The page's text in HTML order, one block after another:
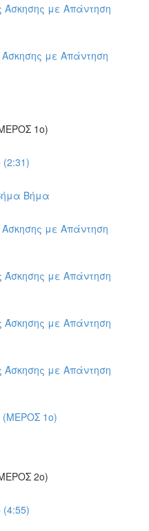
Άσκησης με Απάντηση
με Απάντηση
1o)
Βήμα
με Απάντηση
Άσκησης με Απάντηση
Άσκησης με Απάντηση
Άσκησης με Απάντηση
(ΜΕΡΟΣ 1o)
2o)